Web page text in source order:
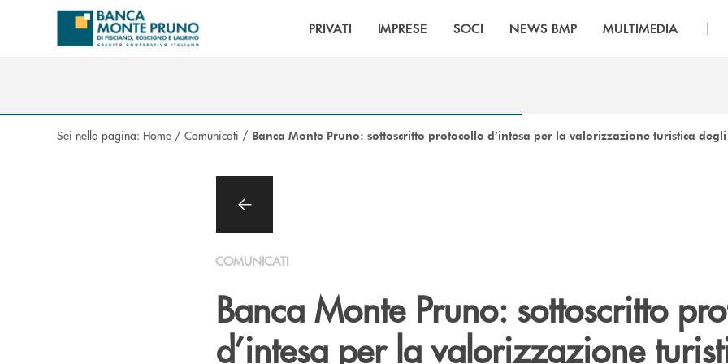
Salta al contenuto principale
PRIVATI IMPRESE SOCI NEWS BMP MULTIMEDIA |
Sei nella pagina: Home / Comunicati / Banca Monte Pruno: sottoscritto protocollo d’intesa per la valorizzazione turistica
COMUNICATI
Banca Monte Pruno: sottoscritto
d’intesa per la valorizzazione